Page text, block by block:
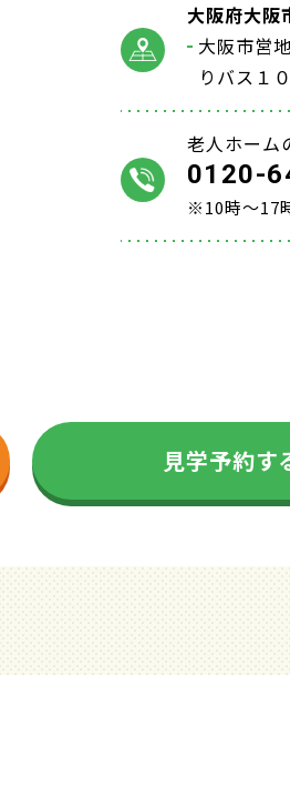
大阪府大阪
大阪市営
りバス１
老人ホーム
0120-
※10時～17
見学予約す